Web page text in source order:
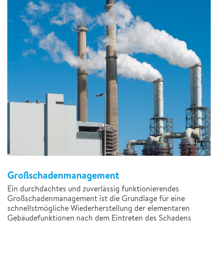
Großschadenmanagement
Ein durchdachtes und zuverlässig funktionierendes
Großschadenmanagement ist die Grundlage für eine
schnellstmögliche Wiederherstellung der elementaren
Gebäudefunktionen nach dem Eintreten des Schadens